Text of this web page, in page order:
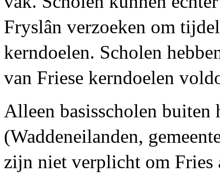
Fryslân verzoeken om
kerndoelen. Scholen
van Friese kerndoelen
Alleen basisscholen buiten
(Waddeneilanden,
zijn niet verplicht om Fries